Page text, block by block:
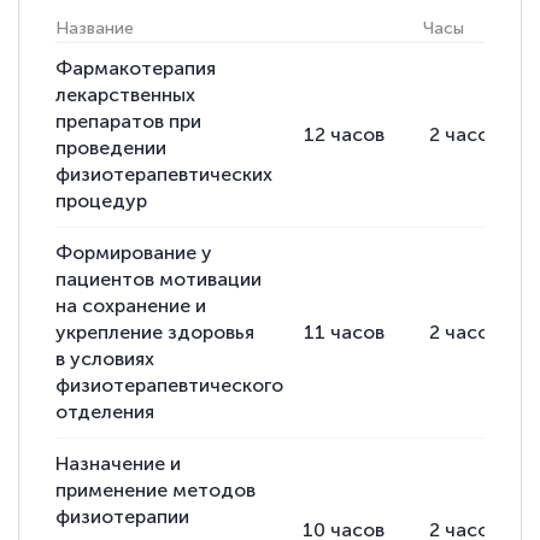
Выражаю благодарность за курс
повышения квалификации "Эксперт ЕГЭ по
русскому языку и литературе". Много
полезных материалов помогли
подготовиться к тестированию. Это
книги, методические рекомендации,
статьи. Времени на подготовку
достаточно. Курс помогает пройти
аттестацию в школе. Спасибо!
Евгения Коротких
12 марта 2026
Название Часы
Фармакотерапия
лекарственных
препаратов при
проведении
физиотерапевтических
процедур
12 часов 2 часов
Формирование у
пациентов мотивации
на сохранение и
укрепление здоровья
в условиях
физиотерапевтического
отделения
11 часов 2 часов
Назначение и
применение методов
физиотерапии
10 часов 2 часов